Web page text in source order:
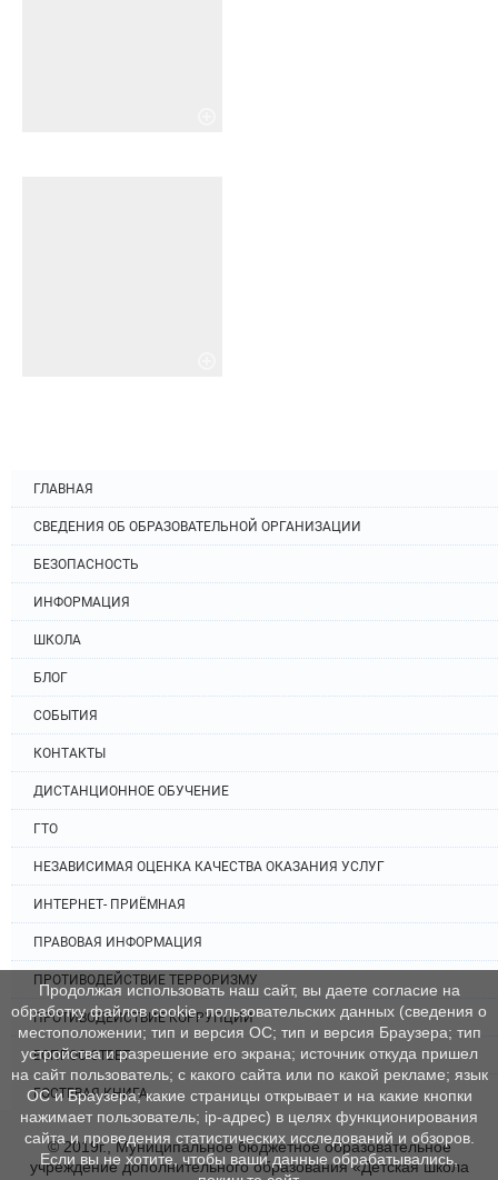
ГЛАВНАЯ
СВЕДЕНИЯ ОБ ОБРАЗОВАТЕЛЬНОЙ ОРГАНИЗАЦИИ
БЕЗОПАСНОСТЬ
ИНФОРМАЦИЯ
ШКОЛА
БЛОГ
СОБЫТИЯ
КОНТАКТЫ
ДИСТАНЦИОННОЕ ОБУЧЕНИЕ
ГТО
НЕЗАВИСИМАЯ ОЦЕНКА КАЧЕСТВА ОКАЗАНИЯ УСЛУГ
ИНТЕРНЕТ- ПРИЁМНАЯ
ПРАВОВАЯ ИНФОРМАЦИЯ
ПРОТИВОДЕЙСТВИЕ ТЕРРОРИЗМУ
ПРОТИВОДЕЙСТВИЕ КОРРУПЦИИ
ВОПРОС-ОТВЕТ
ГОСТЕВАЯ КНИГА
© 2019г., Муниципальное бюджетное образовательное
учреждение дополнительного образования «Детская школа
Продолжая использовать наш сайт, вы даете согласие на
обработку файлов cookie, пользовательских данных (сведения о
местоположении; тип и версия ОС; тип и версия Браузера; тип
устройства и разрешение его экрана; источник откуда пришел
на сайт пользователь; с какого сайта или по какой рекламе; язык
ОС и Браузера; какие страницы открывает и на какие кнопки
нажимает пользователь; ip-адрес) в целях функционирования
сайта и проведения статистических исследований и обзоров.
Если вы не хотите, чтобы ваши данные обрабатывались,